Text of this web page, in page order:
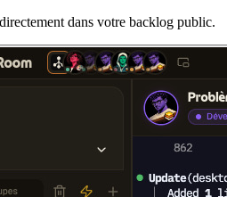
dans votre backlog public.